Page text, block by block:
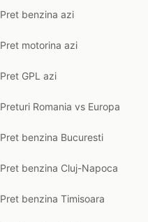
Pret benzina azi
Pret motorina azi
Pret GPL azi
Preturi Romania vs Europa
Pret benzina Bucuresti
Pret benzina Cluj-Napoca
Pret benzina Timisoara